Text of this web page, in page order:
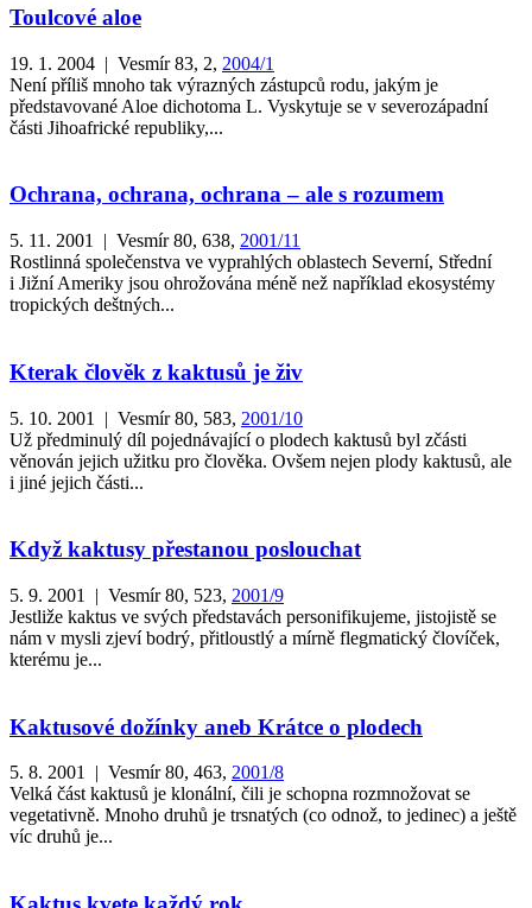
Toulcové aloe
19. 1. 2004 | Vesmír 83, 2, 2004/1
Není příliš mnoho tak výrazných zástupců rodu, jakým je
představované Aloe dichotoma L. Vyskytuje se v severozápadní
části Jihoafrické republiky,...
Ochrana, ochrana, ochrana – ale s rozumem
5. 11. 2001 | Vesmír 80, 638, 2001/11
Rostlinná společenstva ve vyprahlých oblastech Severní, Střední
i Jižní Ameriky jsou ohrožována méně než například ekosystémy
tropických deštných...
Kterak člověk z kaktusů je živ
5. 10. 2001 | Vesmír 80, 583, 2001/10
Už předminulý díl pojednávající o plodech kaktusů byl zčásti
věnován jejich užitku pro člověka. Ovšem nejen plody kaktusů, ale
i jiné jejich části...
Když kaktusy přestanou poslouchat
5. 9. 2001 | Vesmír 80, 523, 2001/9
Jestliže kaktus ve svých představách personifikujeme, jistojistě se
nám v mysli zjeví bodrý, přitloustlý a mírně flegmatický človíček,
kterému je...
Kaktusové dožínky aneb Krátce o plodech
5. 8. 2001 | Vesmír 80, 463, 2001/8
Velká část kaktusů je klonální, čili je schopna rozmnožovat se
vegetativně. Mnoho druhů je trsnatých (co odnož, to jedinec) a ještě
víc druhů je...